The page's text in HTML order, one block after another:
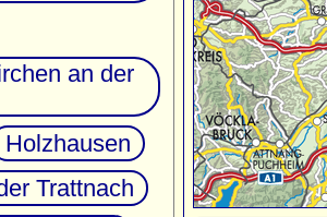
an der
Holzhausen
Trattnach